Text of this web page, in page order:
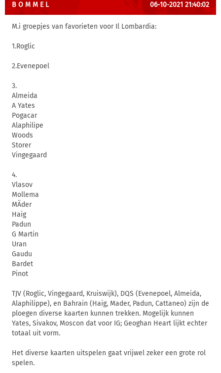
B O M M E L 06-10-2021 21:40:02
M.i groepjes van favorieten voor Il Lombardia:
1.Roglic
2.Evenepoel
3.
Almeida
A Yates
Pogacar
Alaphilipe
Woods
Storer
Vingegaard
4.
Vlasov
Mollema
MÄder
Haig
Padun
G Martin
Uran
Gaudu
Bardet
Pinot
TJV (Roglic, Vingegaard, Kruiswijk), DQS (Evenepoel, Almeida,
Alaphilippe), en Bahrain (Haig, Mader, Padun, Cattaneo) zijn de
ploegen diverse kaarten kunnen trekken. Mogelijk kunnen
Yates, Sivakov, Moscon dat voor IG; Geoghan Heart lijkt echter
totaal uit vorm.
Het diverse kaarten uitspelen gaat vrijwel zeker een grote rol
spelen.